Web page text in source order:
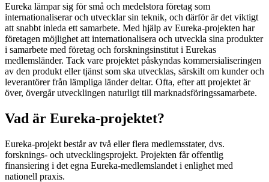
Eureka lämpar sig för små och medelstora företag som
internationaliserar och utvecklar sin teknik, och därför är det viktigt
att snabbt inleda ett samarbete. Med hjälp av Eureka-projekten har
företagen möjlighet att internationalisera och utveckla sina produkter
i samarbete med företag och forskningsinstitut i Eurekas
medlemsländer. Tack vare projektet påskyndas kommersialiseringen
av den produkt eller tjänst som ska utvecklas, särskilt om kunder och
leverantörer från lämpliga länder deltar. Ofta, efter att projektet är
över, övergår utvecklingen naturligt till marknadsföringssamarbete.
Vad är Eureka-projektet?
Eureka-projekt består av två eller flera medlemsstater, dvs.
forsknings- och utvecklingsprojekt. Projekten får offentlig
finansiering i det egna Eureka-medlemslandet i enlighet med
nationell praxis.